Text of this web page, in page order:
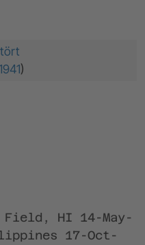
)
Field, HI 14-May-
17-Oct-